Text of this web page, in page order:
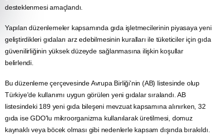
desteklenmesi amaçlandı.
Yapılan düzenlemeler kapsamında gıda işletmecilerinin piyasaya yeni
geliştirdikleri gıdaları arz edebilmesinin kuralları ile tüketiciler için gıda
güvenilirliğinin yüksek düzeyde sağlanmasına ilişkin koşullar
belirlendi.
Bu düzenleme çerçevesinde Avrupa Birliği'nin (AB) listesinde olup
Türkiye'de kullanımı uygun görülen yeni gıdalar sıralandı.AB
listesindeki 189 yeni gıda bileşeni mevzuat kapsamına alınırken, 32
gıda ise GDO'lu mikroorganizma kullanılarak üretilmesi, domuz
kaynaklı veya böcek olması gibi nedenlerle kapsam dışında bırakıldı.